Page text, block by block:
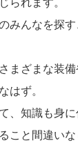
みんなを探
まざまな装
はず。
、知識も身
こと間違いな